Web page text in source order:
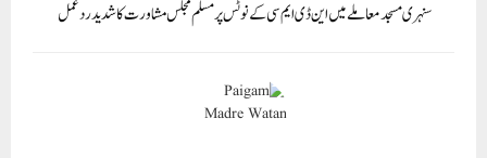
سنہری مسجدمعاملے میں این ڈی ایم سی کے نوٹس پرمسلم مجلس مشاورت کا شدید ردعمل